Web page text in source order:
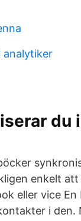
analytiker
du
enkelt
eller vice
i